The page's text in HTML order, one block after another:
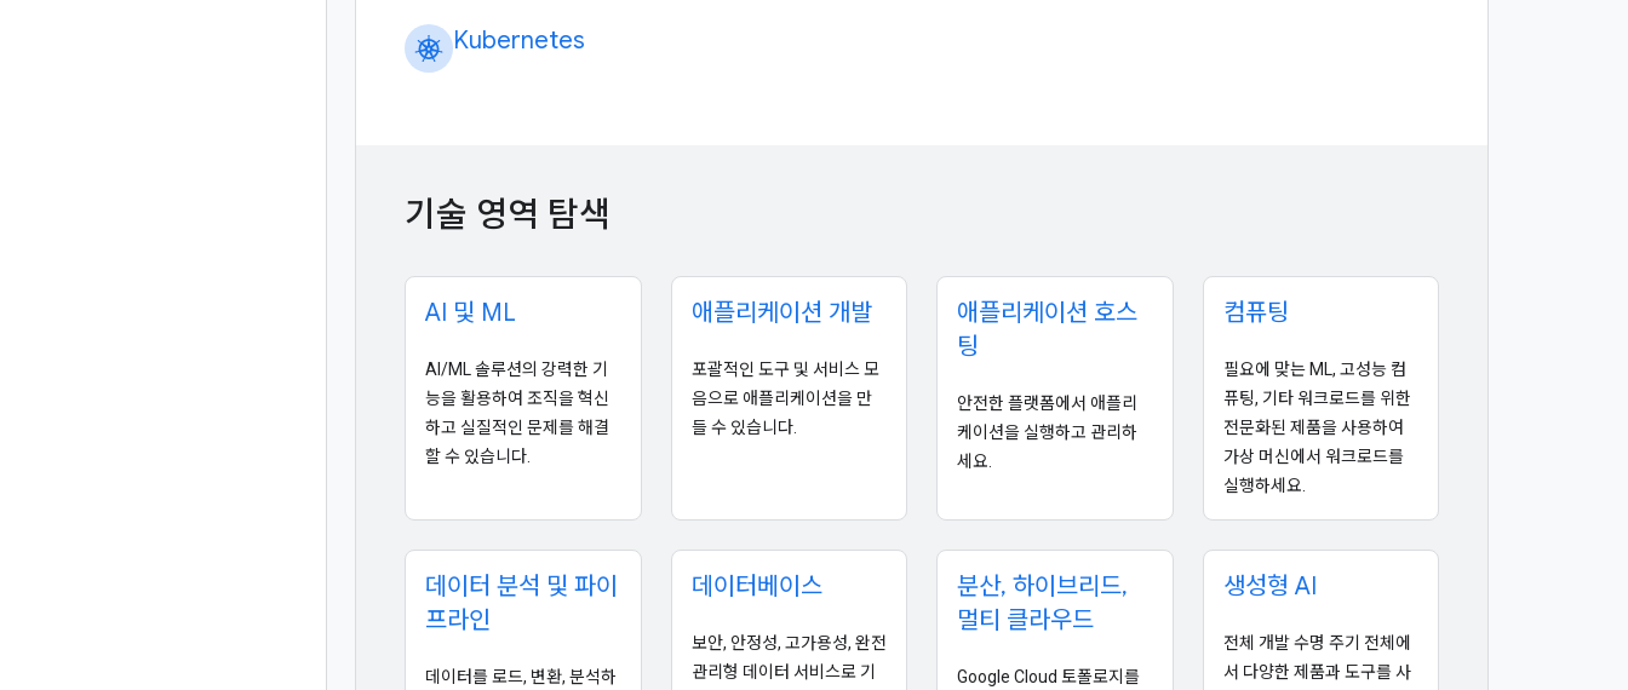
Kubernetes
기술 영역 탐색
AI 및 ML
AI/ML 솔루션의 강력한 기
능을 활용하여 조직을 혁신
하고 실질적인 문제를 해결
할 수 있습니다.
애플리케이션 개발
포괄적인 도구 및 서비스 모
음으로 애플리케이션을 만
들 수 있습니다.
애플리케이션 호스
팅
안전한 플랫폼에서 애플리
케이션을 실행하고 관리하
세요.
컴퓨팅
필요에 맞는 ML, 고성능 컴
퓨팅, 기타 워크로드를 위한
전문화된 제품을 사용하여
가상 머신에서 워크로드를
실행하세요.
데이터 분석 및 파이
프라인
데이터를 로드, 변환, 분석하
데이터베이스
보안, 안정성, 고가용성, 완전
관리형 데이터 서비스로 기
분산, 하이브리드,
멀티 클라우드
Google Cloud 토폴로지를
생성형 AI
전체 개발 수명 주기 전체에
서 다양한 제품과 도구를 사